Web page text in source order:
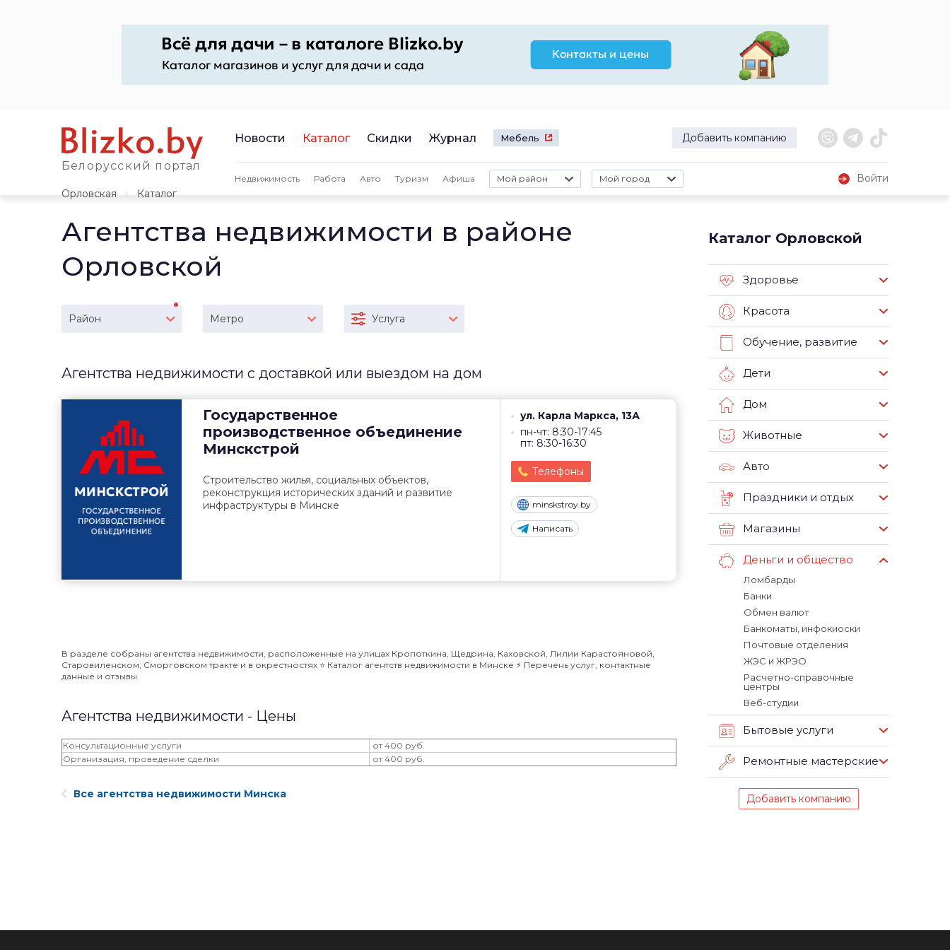
Белорусский портал
Новости Каталог Скидки Журнал Мебель Добавить компанию
Недвижимость Работа Авто Туризм Афиша Мой район Мой город
Войти
Орловская
Каталог
Агентства недвижимости в районе
Орловской
Район Метро Услуга
Агентства недвижимости с доставкой или выездом на дом
Государственное
производственное объединение
Минскстрой
ул. Карла Маркса, 13А
пн-чт: 8:30-17:45
пт: 8:30-16:30
Телефоны
minskstroy.by
Написать
Строительство жилья, социальных объектов,
реконструкция исторических зданий и развитие
инфраструктуры в Минске
В разделе собраны агентства недвижимости, расположенные на улицах Кропоткина, Щедрина, Каховской, Лилии Карастояновой,
Старовиленском, Сморговском тракте и в окрестностях ⭐️ Каталог агентств недвижимости в Минске ⚡️ Перечень услуг, контактные
данные и отзывы
Агентства недвижимости - Цены
Консультационные услуги
от 400 руб.
Организация, проведение сделки
от 400 руб.
Все агентства недвижимости Минска
Каталог Орловской
Здоровье
Красота
Обучение, развитие
Дети
Дом
Животные
Авто
Праздники и отдых
Магазины
Деньги и общество
Ломбарды
Банки
Обмен валют
Банкоматы, инфокиоски
Почтовые отделения
ЖЭС и ЖРЭО
Расчетно-справочные
центры
Веб-студии
Бытовые услуги
Ремонтные мастерские
Добавить компанию